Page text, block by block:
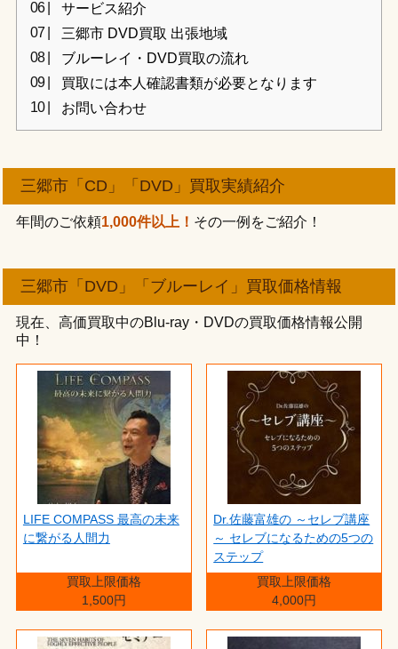
サービス紹介
三郷市 DVD買取 出張地域
ブルーレイ・DVD買取の流れ
買取には本人確認書類が必要となります
お問い合わせ
三郷市「CD」「DVD」買取実績紹介
年間のご依頼1,000件以上！ その一例をご紹介！
三郷市「DVD」「ブルーレイ」買取価格情報
現在、高価買取中のBlu-ray・DVDの買取価格情報公開
中！
LIFE COMPASS 最高の未来
に繋がる人間力
買取上限価格
1,500円
Dr.佐藤富雄の ～セレブ講座
～ セレブになるための5つの
ステップ
買取上限価格
4,000円